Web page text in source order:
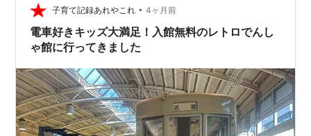
を習いに行っていました。ご近所に茶道の先生がいらっ
しゃって、茶道も習いました。習字とそろばん…
子育て記録あれやこれ • 4ヶ月前
電車好きキッズ大満足！入館無料のレトロでんし
ゃ館に行ってきました